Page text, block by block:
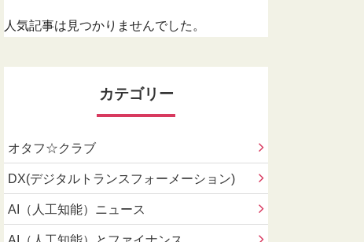
人気記事は見つかりませんでした。
カテゴリー
オタフ☆クラブ
DX(デジタルトランスフォーメーション)
AI（人工知能）ニュース